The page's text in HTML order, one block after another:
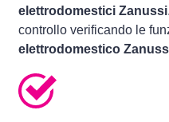
elettrodomestici Zanussi
controllo verificando le
elettrodomestico